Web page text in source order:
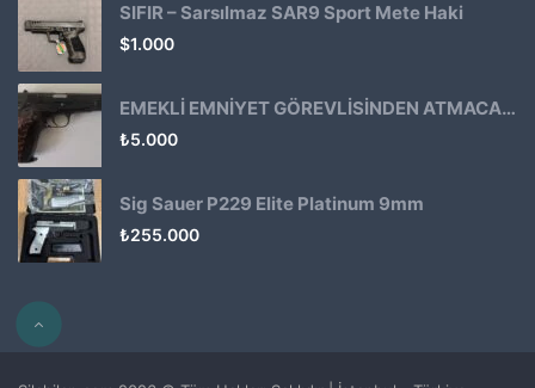
SIFIR – Sarsılmaz SAR9 Sport Mete Haki
$1.000
EMEKLİ EMNİYET GÖREVLİSİNDEN ATMACA 53 KLASİK14
₺5.000
Sig Sauer P229 Elite Platinum 9mm
₺255.000